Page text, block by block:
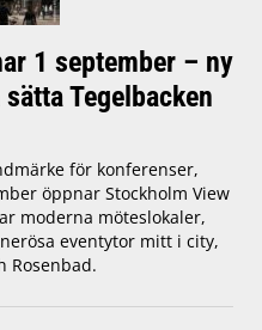
1 september – ny
Tegelbacken
för konferenser,
öppnar Stockholm View
moderna möteslokaler,
eventytor mitt i city,
Rosenbad.